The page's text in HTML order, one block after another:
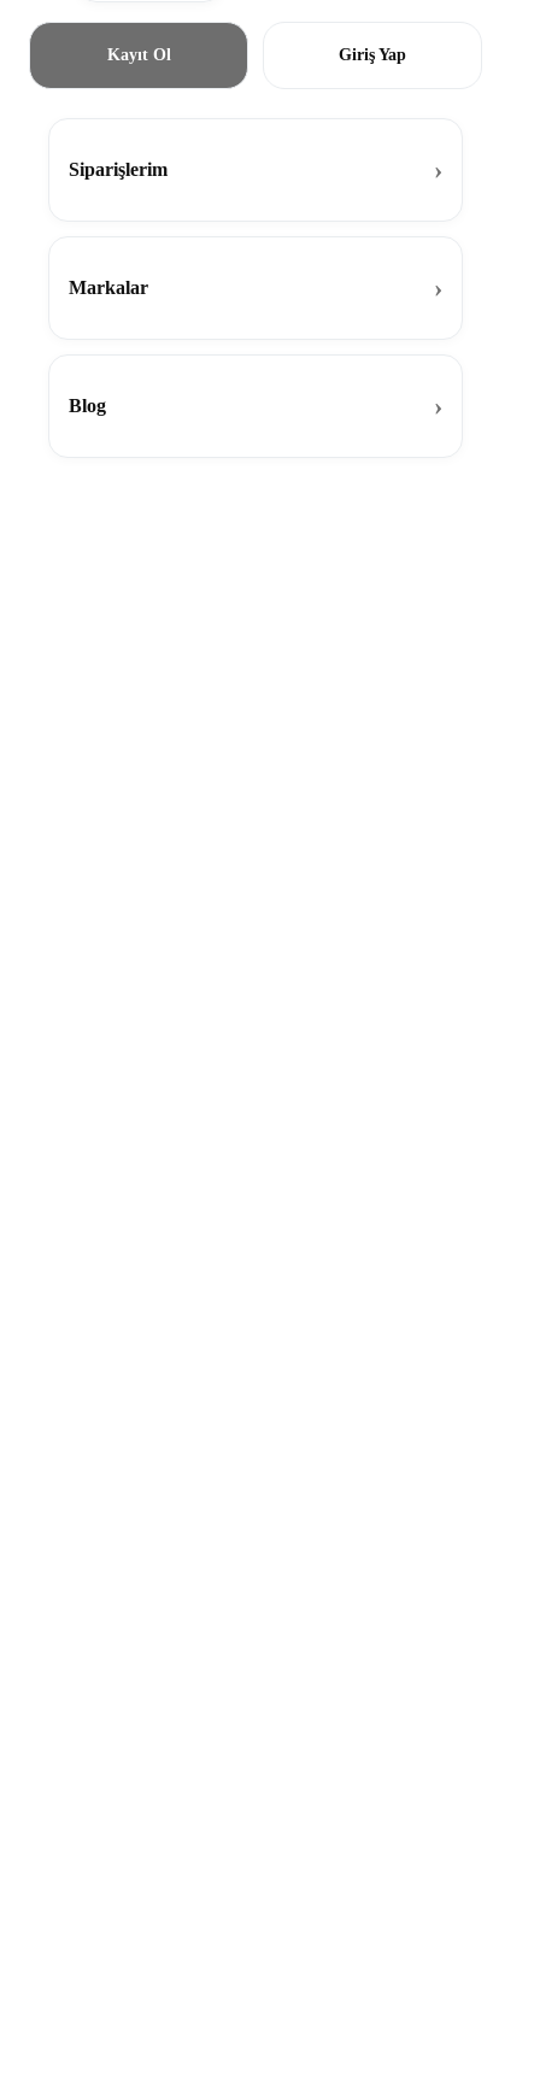
Kayıt Ol Giriş Yap
Siparişlerim
Markalar
Blog